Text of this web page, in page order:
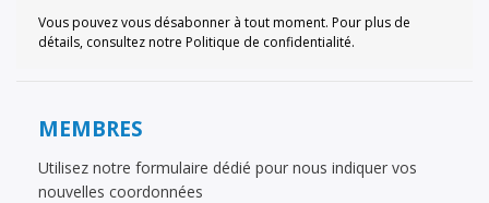
Vous pouvez vous désabonner à tout moment. Pour plus de
détails, consultez notre Politique de confidentialité.
MEMBRES
Utilisez notre formulaire dédié pour nous indiquer vos
nouvelles coordonnées